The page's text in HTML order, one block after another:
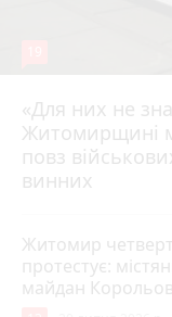
«Для них не
Житомирщині
повз
винних
17 липня 2026 р.
Житомир
протестує:
майдан